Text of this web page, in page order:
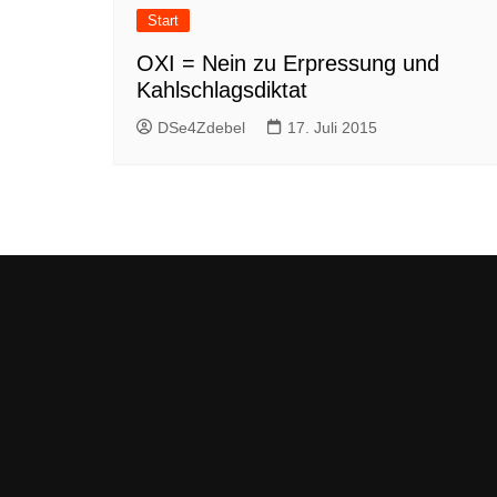
Start
OXI = Nein zu Erpressung und
Kahlschlagsdiktat
DSe4Zdebel 17. Juli 2015